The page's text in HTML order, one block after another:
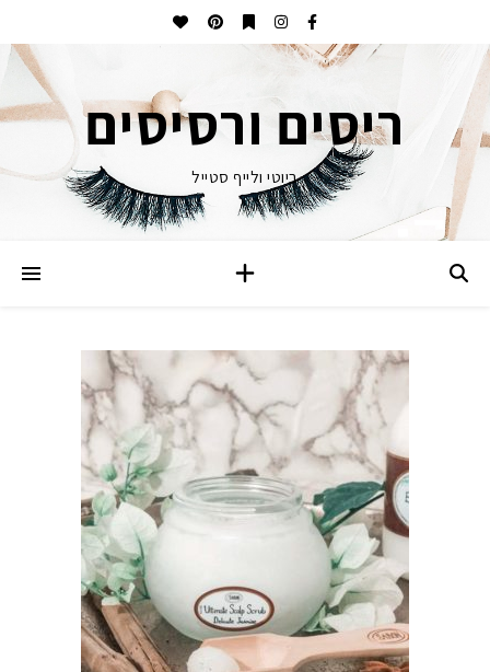
ריסים ורסיסים
ביוטי ולייף סטייל